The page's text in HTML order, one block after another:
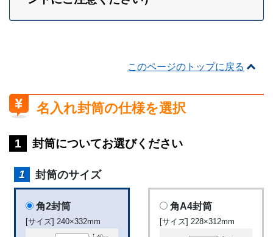
このページのトップに戻る
名入れ封筒の仕様を選択
封筒についてお選びください
封筒のサイズ
角2封筒
[サイズ] 240×332mm
角A4封筒
[サイズ] 228×312mm